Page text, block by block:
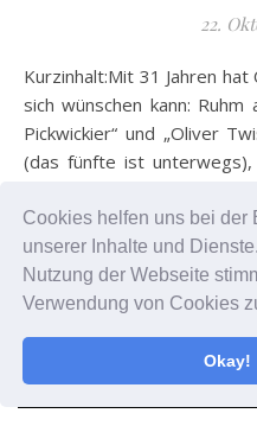
Cookies helfen uns bei der
unserer Inhalte und
Nutzung der Webseite
Verwendung von Cookies
Okay!
22.
Kurzinhalt:Mit 31 Jahren hat Charles Dickens alles, was man
sich wünschen kann:
Pickwickier“ und „Oliver
(das fünfte ist
Das Einzige, was Dickens
nicht mehr hatte, ist
Der Filmaffe
Datenschutz und Cookies:
du die Website weiterhin nutzt,
Cookies zu.
Weitere Informationen,